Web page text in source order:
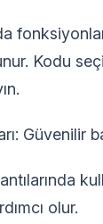
Kodu
Güvenilir
olur.